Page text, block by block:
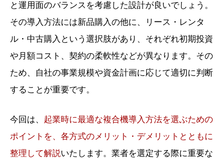
と運用面のバランスを考慮した設計が良いでしょう。
その導入方法には新品購入の他に、リース・レンタ
ル・中古購入という選択肢があり、それぞれ初期投資
や月額コスト、契約の柔軟性などが異なります。その
ため、自社の事業規模や資金計画に応じて適切に判断
することが重要です。
今回は、 起業時に最適な複合機導入方法を選ぶための
ポイントを、各方式のメリット・デメリットとともに
整理して解説いたします。業者を選定する際に重要な